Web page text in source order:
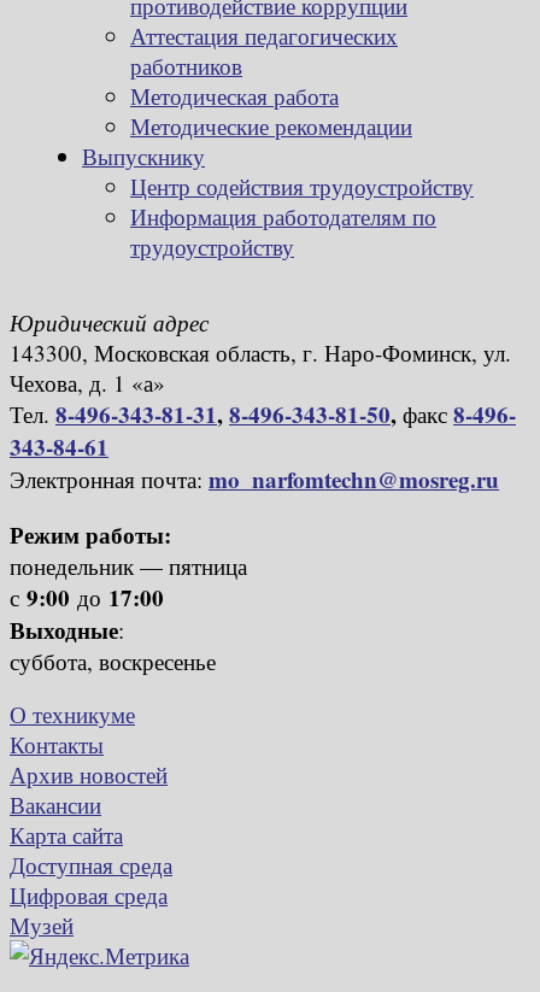
Аттестация педагогических
работников
Методическая работа
Методические рекомендации
Выпускнику
Центр содействия трудоустройству
Информация работодателям по
трудоустройству
Юридический адрес
143300, Московская область, г. Наро-Фоминск, ул.
Чехова, д. 1 «а»
Тел. 8-496-343-81-31,8-496-343-81-50, факс 8-496-
343-84-61
Электронная почта: mo_narfomtechn@mosreg.ru
Режим работы:
понедельник — пятница
с 9:00 до 17:00
Выходные:
суббота, воскресенье
О техникуме
Контакты
Архив новостей
Вакансии
Карта сайта
Доступная среда
Цифровая среда
Музей